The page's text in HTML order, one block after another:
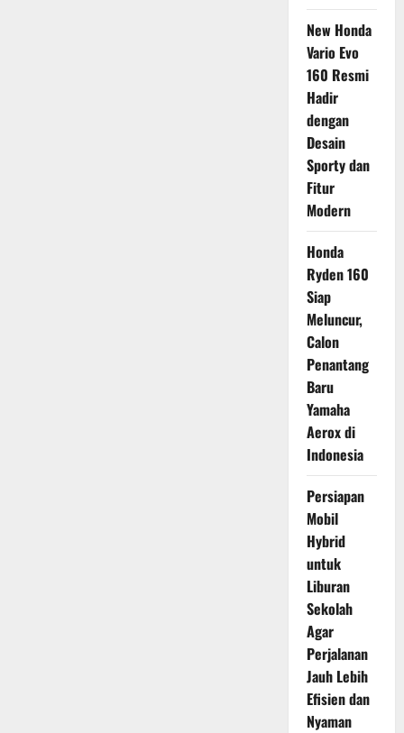
New Honda
Vario Evo
160 Resmi
Hadir
dengan
Desain
Sporty dan
Fitur
Modern
Honda
Ryden 160
Siap
Meluncur,
Calon
Penantang
Baru
Yamaha
Aerox di
Indonesia
Persiapan
Mobil
Hybrid
untuk
Liburan
Sekolah
Agar
Perjalanan
Jauh Lebih
Efisien dan
Nyaman